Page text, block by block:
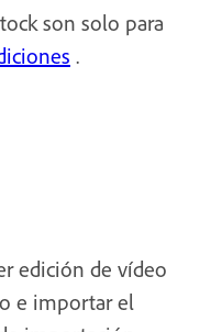
son solo para
.
edición de vídeo
e importar el